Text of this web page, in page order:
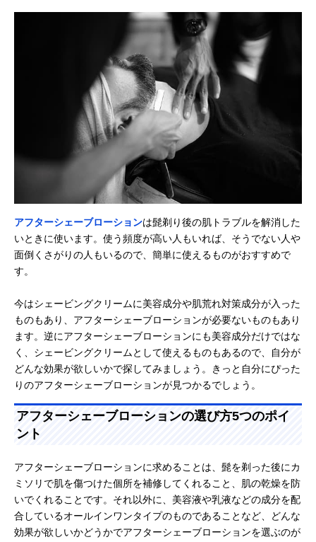
アフターシェーブローションは髭剃り後の肌トラブルを解消した
いときに使います。使う頻度が高い人もいれば、そうでない人や
面倒くさがりの人もいるので、簡単に使えるものがおすすめで
す。
今はシェービングクリームに美容成分や肌荒れ対策成分が入った
ものもあり、アフターシェーブローションが必要ないものもあり
ます。逆にアフターシェーブローションにも美容成分だけではな
く、シェービングクリームとして使えるものもあるので、自分が
どんな効果が欲しいかで探してみましょう。きっと自分にぴった
りのアフターシェーブローションが見つかるでしょう。
アフターシェーブローションの選び方5つのポイ
ント
アフターシェーブローションに求めることは、髭を剃った後にカ
ミソリで肌を傷つけた個所を補修してくれること、肌の乾燥を防
いでくれることです。それ以外に、美容液や乳液などの成分を配
合しているオールインワンタイプのものであることなど、どんな
効果が欲しいかどうかでアフターシェーブローションを選ぶのが